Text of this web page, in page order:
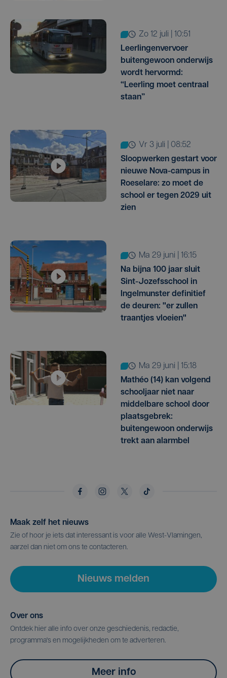
zo 12 juli | 10:51
Leerlingenvervoer
buitengewoon onderwijs
wordt hervormd:
“Leerling moet centraal
staan”
vr 3 juli | 08:52
Sloopwerken gestart voor
nieuwe Nova-campus in
Roeselare: zo moet de
school er tegen 2029 uit
zien
ma 29 juni | 16:15
Na bijna 100 jaar sluit
Sint-Jozefsschool in
Ingelmunster definitief
de deuren: "er zullen
traantjes vloeien"
ma 29 juni | 15:18
Mathéo (14) kan volgend
schooljaar niet naar
middelbare school door
plaatsgebrek:
buitengewoon onderwijs
trekt aan alarmbel
Maak zelf het nieuws
Zie of hoor je iets dat interessant is voor alle West-Vlamingen,
aarzel dan niet om ons te contacteren.
Nieuws melden
Over ons
Ontdek hier alle info over onze geschiedenis, redactie,
programma's en mogelijkheden om te adverteren.
Meer info